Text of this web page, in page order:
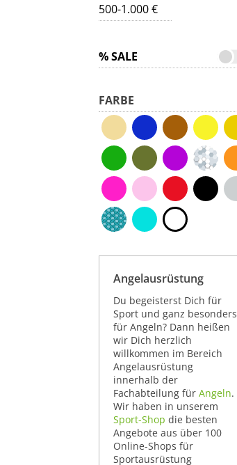
500-1.000 €
% SALE
FARBE
Angelausrüstung
Du begeisterst Dich für
Sport und ganz besonders
für Angeln? Dann heißen
wir Dich herzlich
willkommen im Bereich
Angelausrüstung
innerhalb der
Fachabteilung für Angeln.
Wir haben in unserem
Sport-Shop die besten
Angebote aus über 100
Online-Shops für
Sportausrüstung